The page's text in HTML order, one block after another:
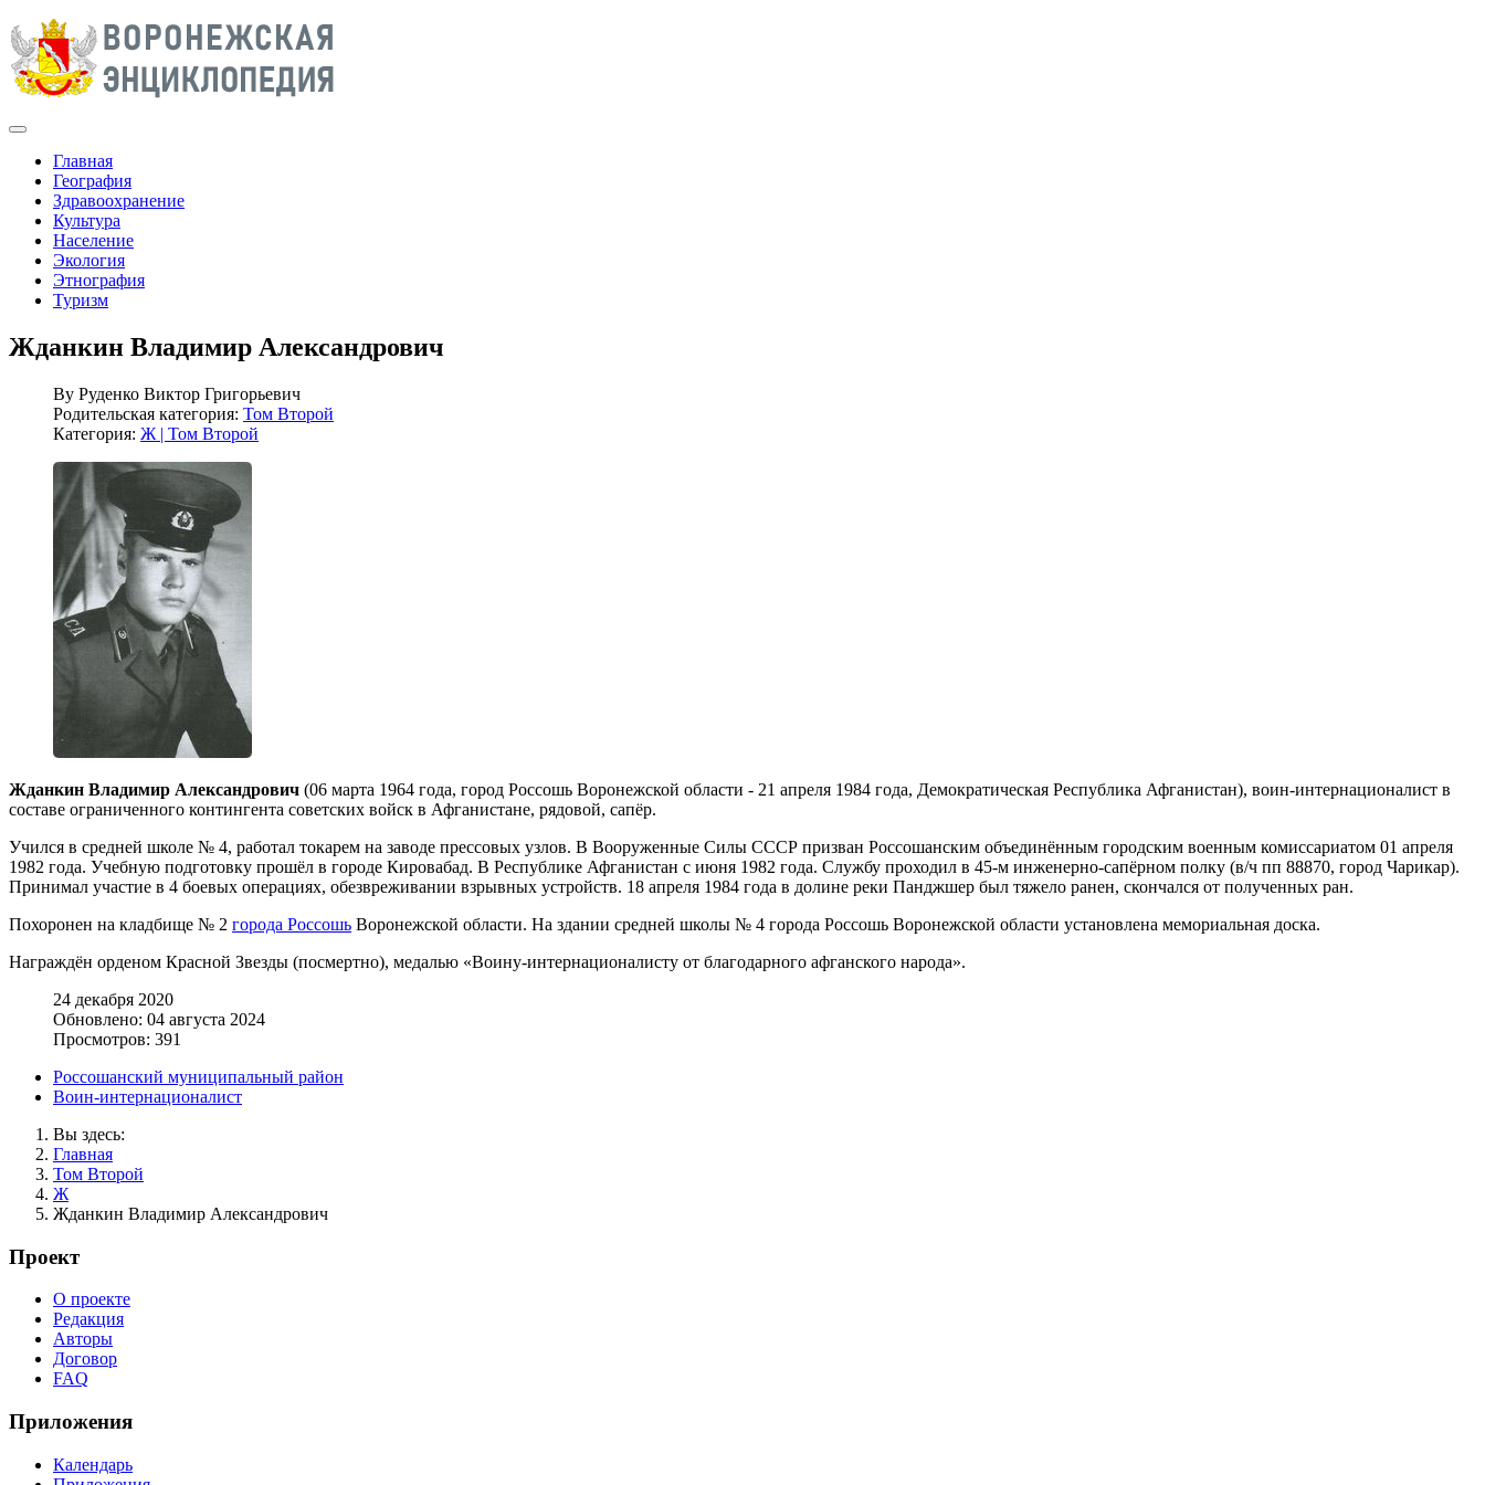
Главная
География
Здравоохранение
Культура
Население
Экология
Этнография
Туризм
Жданкин Владимир Александрович
By Руденко Виктор Григорьевич
Родительская категория: Том Второй
Категория: Ж | Том Второй
Жданкин Владимир Александрович (06 марта 1964 года, город Россошь Воронежской области - 21 апреля 1984 года, Демократическая Республика Афганистан), воин-интернационалист в
составе ограниченного контингента советских войск в Афганистане, рядовой, сапёр.
Учился в средней школе № 4, работал токарем на заводе прессовых узлов. В Вооруженные Силы СССР призван Россошанским объединённым городским военным комиссариатом 01 апреля
1982 года. Учебную подготовку прошёл в городе Кировабад. В Республике Афганистан с июня 1982 года. Службу проходил в 45-м инженерно-сапёрном полку (в/ч пп 88870, город Чарикар).
Принимал участие в 4 боевых операциях, обезвреживании взрывных устройств. 18 апреля 1984 года в долине реки Панджшер был тяжело ранен, скончался от полученных ран.
Похоронен на кладбище № 2 города Россошь Воронежской области. На здании средней школы № 4 города Россошь Воронежской области установлена мемориальная доска.
Награждён орденом Красной Звезды (посмертно), медалью «Воину-интернационалисту от благодарного афганского народа».
24 декабря 2020
Обновлено: 04 августа 2024
Просмотров: 391
Россошанский муниципальный район
Воин-интернационалист
Вы здесь:
Главная
Том Второй
Ж
Жданкин Владимир Александрович
Проект
О проекте
Редакция
Авторы
Договор
FAQ
Приложения
Календарь